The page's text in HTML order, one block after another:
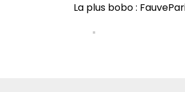
La plus bobo :